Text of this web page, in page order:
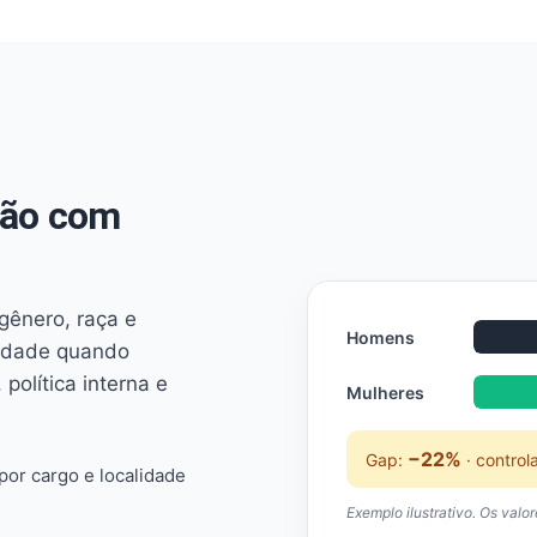
com
raça e
quando
política interna e
cargo e localidade
Homens
Mulheres
Gap: −22% ·
Exemplo ilustrativo. Os